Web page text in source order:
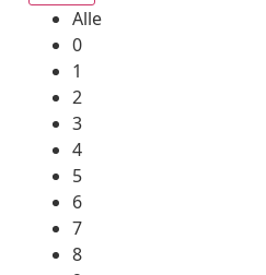
Alle
0
1
2
3
4
5
6
7
8